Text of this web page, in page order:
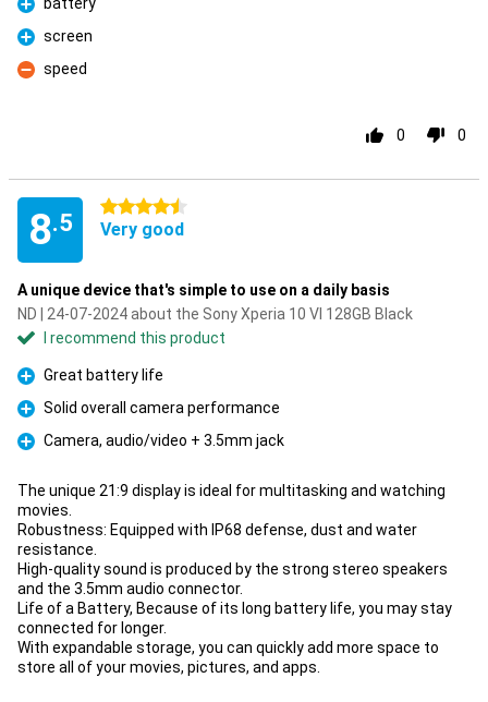
Pro
Pro
screen
Con
speed
0 0
8.5
4.5 stars
Very good
A unique device that's simple to use on a daily basis
ND | 24-07-2024 about the Sony Xperia 10 VI 128GB Black
I recommend this product
Pro
Great battery life
Pro
Solid overall camera performance
Pro
Camera, audio/video + 3.5mm jack
The unique 21:9 display is ideal for multitasking and watching
movies.
Robustness: Equipped with IP68 defense, dust and water
resistance.
High-quality sound is produced by the strong stereo speakers
and the 3.5mm audio connector.
Life of a Battery, Because of its long battery life, you may stay
connected for longer.
With expandable storage, you can quickly add more space to
store all of your movies, pictures, and apps.